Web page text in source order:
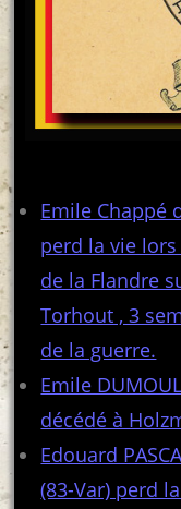
Emile Chappé
perd la vie
de la Flandre
Torhout , 3
de la guerre.
Emile
décédé à
Edouard
(83-Var) perd